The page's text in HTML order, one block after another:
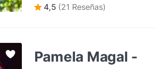
4,5 (21 Reseñas)
Pamela Magal -